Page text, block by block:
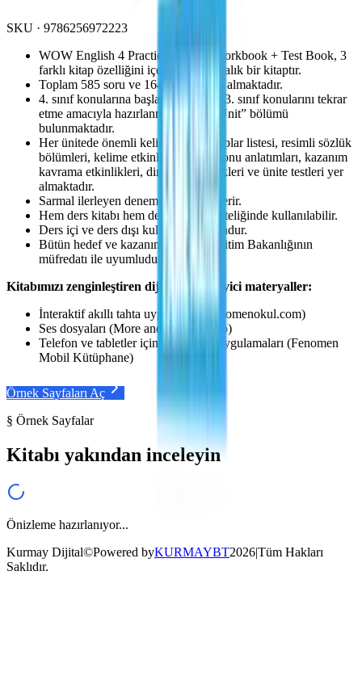
SKU · 9786256972223
WOW English 4 Practice Book + Workbook + Test Book, 3
farklı kitap özelliğini içeren 256 sayfalık bir kitaptır.
Toplam 585 soru ve 164 etkinlik yer almaktadır.
4. sınıf konularına başlamadan önce 3. sınıf konularını tekrar
etme amacıyla hazırlanmış “Starter Unit” bölümü
bulunmaktadır.
Her ünitede önemli kelimeler ve kalıplar listesi, resimli sözlük
bölümleri, kelime etkinlikleri, özet konu anlatımları, kazanım
kavrama etkinlikleri, dinleme etkinlikleri ve ünite testleri yer
almaktadır.
Sarmal ilerleyen deneme sınavları içerir.
Hem ders kitabı hem de test kitabı niteliğinde kullanılabilir.
Ders içi ve ders dışı kullanıma uygundur.
Bütün hedef ve kazanımları Millî Eğitim Bakanlığının
müfredatı ile uyumludur.
Kitabımızı zenginleştiren dijital destekleyici materyaller:
İnteraktif akıllı tahta uygulaması (fenomenokul.com)
Ses dosyaları (More and More Audio)
Telefon ve tabletler için akıllı tahta uygulamaları (Fenomen
Mobil Kütüphane)
Örnek Sayfaları Aç
§ Örnek Sayfalar
Kitabı yakından inceleyin
Önizleme hazırlanıyor...
Kurmay Dijital©Powered byKURMAYBT2026|Tüm Hakları
Saklıdır.